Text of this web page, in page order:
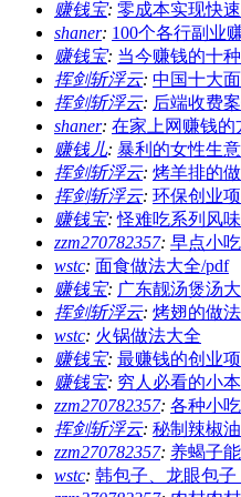
赚钱宝: 零成本实现快
shaner: 100个各行副业
赚钱宝: 当今赚钱的十
挥剑斩浮云: 中国十大
挥剑斩浮云: 后端收费
shaner: 在家上网赚钱的
赚钱儿: 暴利的女性生
挥剑斩浮云: 烤羊排的
挥剑斩浮云: 环保创业项
赚钱宝:怪难吃系列风
zzm270782357: 早点小
wstc: 面食做法大全/pdf
赚钱宝: 广东靓汤煲汤
挥剑斩浮云: 烤翅的做法
wstc: 火锅做法大全
赚钱宝: 最赚钱的创业项
赚钱宝: 穷人必看的小
zzm270782357: 各种小
挥剑斩浮云: 秘制辣椒油
zzm270782357: 养蝎子
wstc: 韩包子、龙眼包